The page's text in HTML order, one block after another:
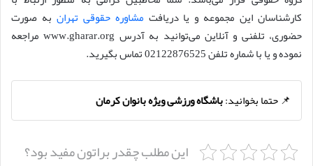
کارشناسان این مجموعه و یا دریافت مشاوره حقوقی تهران به صورت
حضوری، تلفنی و آنلاین می‌توانید به آدرس www.gharar.org مراجعه
نموده و یا با شماره تلفن 02122876525 تماس بگیرید.
📌 حتما بخوانید:باشگاه ورزشی ویژه بانوان کرمان
این مطلب چقدر براتون مفید بود؟